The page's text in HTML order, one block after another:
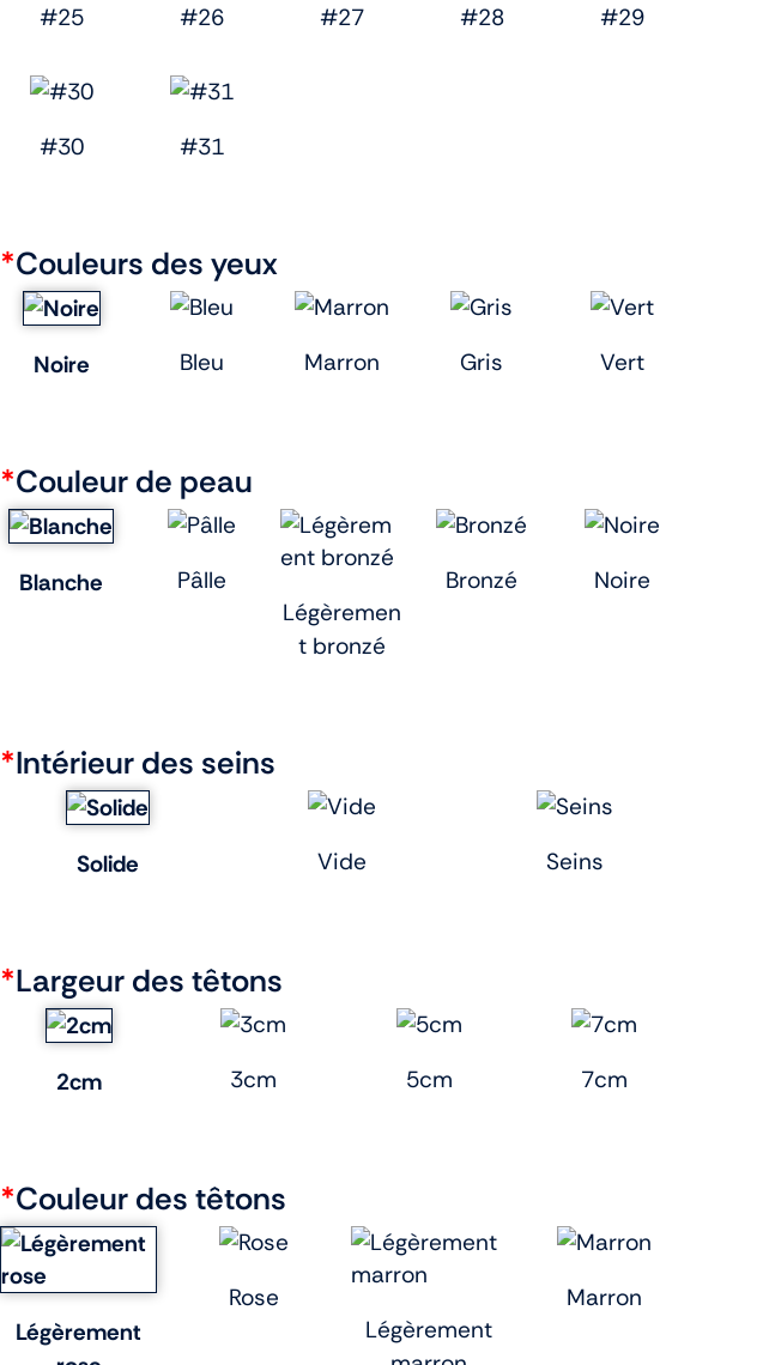
#25 #26 #27 #28 #29
#30 #31
*Couleurs des yeux
Noire Bleu Marron Gris Vert
*Couleur de peau
Blanche
Pâlle
Légèremen
t bronzé
Bronzé Noire
*Intérieur des seins
Solide Vide Seins
*Largeur des têtons
2cm 3cm 5cm 7cm
*Couleur des têtons
Légèrement
Rose
Légèrement
Marron